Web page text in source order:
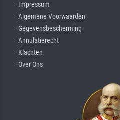
· Impressum
· Algemene Voorwaarden
· Gegevensbescherming
· Annulatierecht
· Klachten
· Over Ons